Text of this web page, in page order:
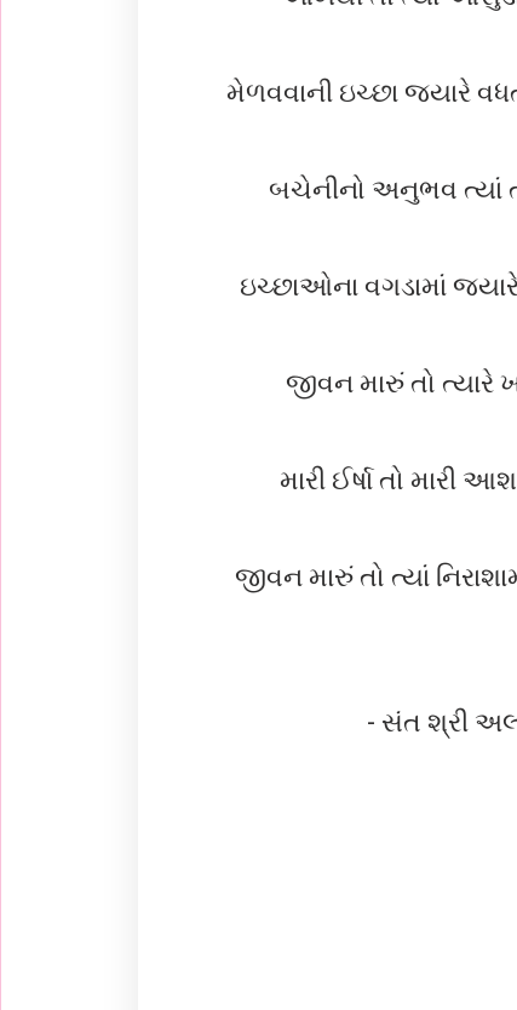
મેળવવાની ઇચ્છા જ્યારે
બચેનીનો અનુભવ ત્યાં
ઇચ્છાઓના વગડામાં
જીવન મારું તો ત્યારે
મારી ઈર્ષા તો મારી
જીવન મારું તો ત્યાં
- સંત શ્રી